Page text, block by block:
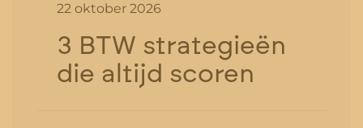
22 oktober 2026
3 BTW strategieën
die altijd scoren